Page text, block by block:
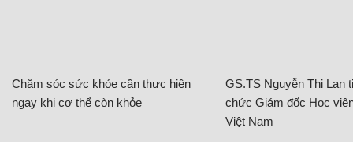
Chăm sóc sức khỏe cần thực hiện
ngay khi cơ thể còn khỏe
GS.TS Nguyễn Thị Lan
chức Giám đốc Học
Việt Nam